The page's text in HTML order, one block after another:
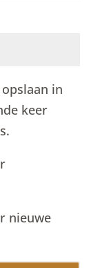
in
keer
nieuwe